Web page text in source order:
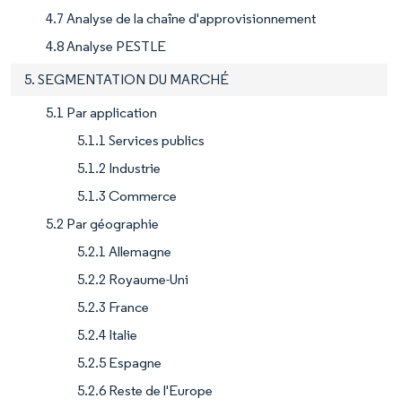
4.7 Analyse de la chaîne d'approvisionnement
4.8 Analyse PESTLE
5. SEGMENTATION DU MARCHÉ
5.1 Par application
5.1.1 Services publics
5.1.2 Industrie
5.1.3 Commerce
5.2 Par géographie
5.2.1 Allemagne
5.2.2 Royaume-Uni
5.2.3 France
5.2.4 Italie
5.2.5 Espagne
5.2.6 Reste de l'Europe